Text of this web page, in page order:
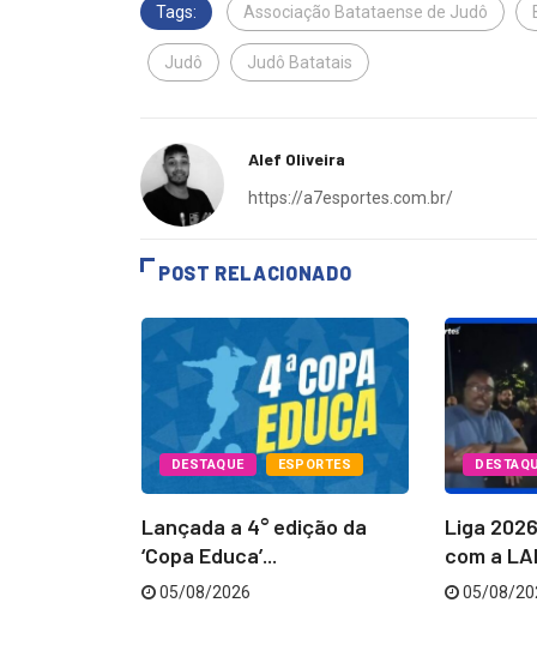
Tags: Associação Batataense de Judô
Judô Judô Batatais
Alef Oliveira
https://a7esportes.com.br/
POST RELACIONADO
DESTAQUE ESPORTES
Lançada a 4° edição da
‘Copa Educa’...
05/08/2026
Liga
com a
05/08/